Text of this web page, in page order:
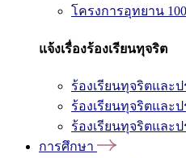
โครงการอุทยาน
แจ้งเรื่องร้องเรียนทุจริต
ร้องเรียนทุจริตและ
ร้องเรียนทุจริตและ
ร้องเรียนทุจริตและ
การศึกษา